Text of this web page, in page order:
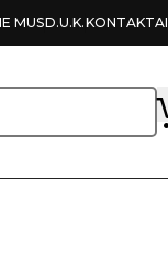
MUSD.U.K.KONTAKTAI